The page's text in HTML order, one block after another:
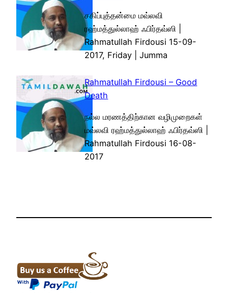
சகிப்புத்தன்மை மவ்லவி
ரஹ்மத்துல்லாஹ் ஃபிர்தவ்ஸி |
Rahmatullah Firdousi 15-09-
2017, Friday | Jumma
Rahmatullah Firdousi – Good
Death
நல்ல மரணத்திற்கான வழிமுறைகள்
மவ்லவி ரஹ்மத்துல்லாஹ் ஃபிர்தவ்ஸி |
Rahmatullah Firdousi 16-08-
2017